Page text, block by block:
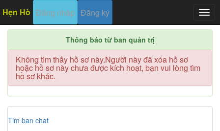
Hẹn Hò Đăng nhập Đăng ký
Thông báo từ ban quản trị
Không tìm thấy hồ sơ này.Người này đã xóa hồ sơ
hoặc hồ sơ này chưa được kích hoạt, bạn vui lòng tìm
hồ sơ khác.
Tim ban chat